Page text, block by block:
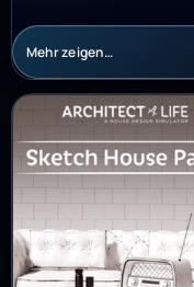
Mehr zeigen…